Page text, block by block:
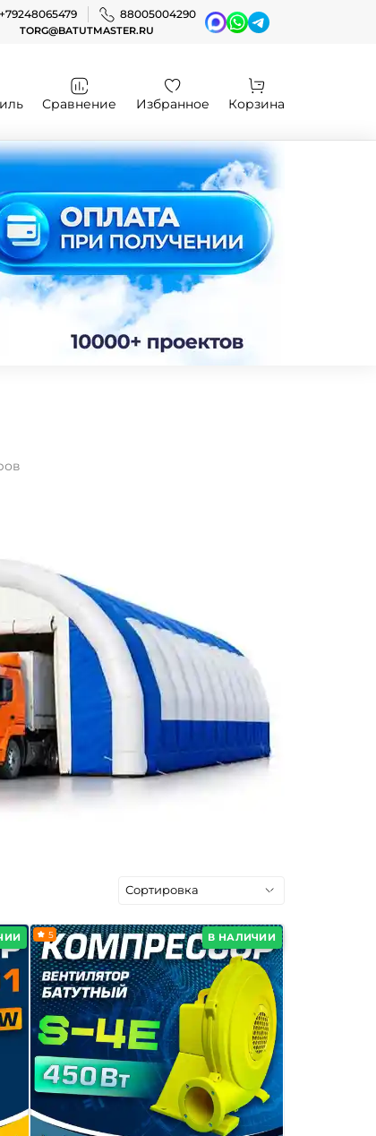
+79248065479 88005004290
TORG@BATUTMASTER.RU
Сравнение Избранное Корзина
В НАЛИЧИИ
5